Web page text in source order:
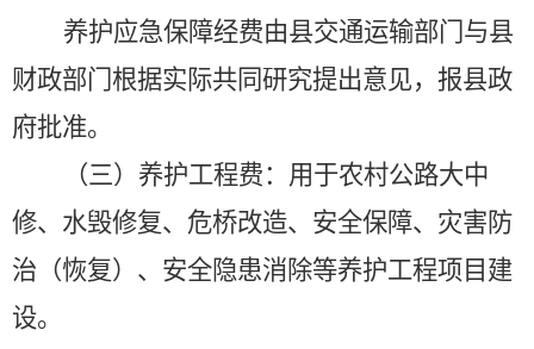
养护应急保障经费由县交通运输部门与县
财政部门根据实际共同研究提出意见，报县政
府批准。
（三）养护工程费：用于农村公路大中
修、水毁修复、危桥改造、安全保障、灾害防
治（恢复）、安全隐患消除等养护工程项目建
设。